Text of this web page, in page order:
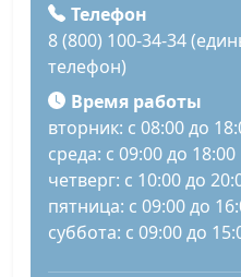
Телефон
8 (800) 100-34-34
телефон)
Время работы
вторник: с 08:00 до
среда: с 09:00 до 18:00
четверг: с 10:00 до
пятница: с 09:00 до
суббота: с 09:00 до